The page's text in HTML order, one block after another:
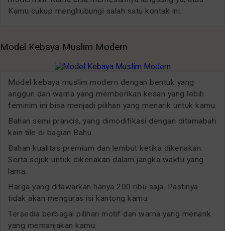
Kamu cukup menghubungi salah satu kontak ini.
Model Kebaya Muslim Modern
Model kebaya muslim modern dengan bentuk yang
anggun dan warna yang memberikan kesan yang lebih
feminim ini bisa menjadi pilihan yang menarik untuk kamu.
Bahan semi prancis, yang dimodifikasi dengan ditamabah
kain tile di bagian Bahu.
Bahan kualitas premium dan lembut ketika dikenakan.
Serta sejuk untuk dikenakan dalam jangka waktu yang
lama.
Harga yang ditawarkan hanya 200 ribu saja. Pastinya
tidak akan menguras isi kantong kamu.
Tersedia berbagai pilihan motif dan warna yang menarik
yang memanjakan kamu.